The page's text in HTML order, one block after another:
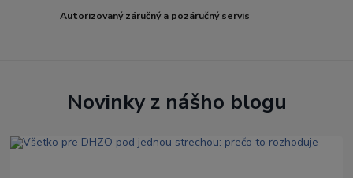
Autorizovaný záručný a pozáručný servis
Novinky z nášho blogu